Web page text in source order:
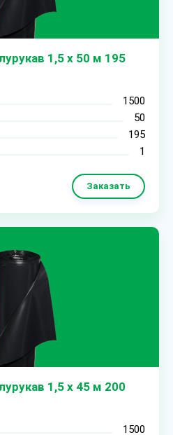
1,5 х 50 м 195
1500
50
195
1
Заказать
1,5 х 45 м 200
1500